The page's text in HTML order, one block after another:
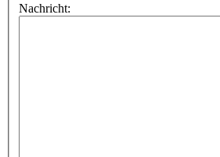
Nachricht: